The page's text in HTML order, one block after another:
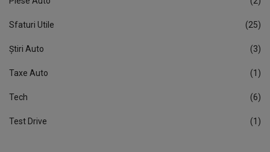
Sfaturi Utile (25)
Știri Auto (3)
Taxe Auto (1)
Tech (6)
Test Drive (1)